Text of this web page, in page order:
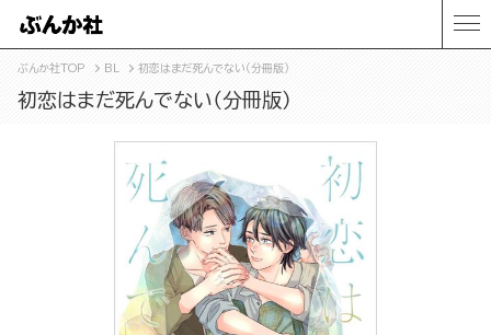
ぶんか社TOP BL 初恋はまだ死んでない（分冊版）
初恋はまだ死んでない（分冊版）